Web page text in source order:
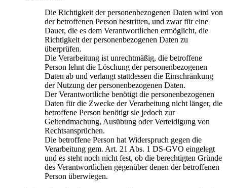
Die Richtigkeit der personenbezogenen Daten wird von
der betroffenen Person bestritten, und zwar für eine
Dauer, die es dem Verantwortlichen ermöglicht, die
Richtigkeit der personenbezogenen Daten zu
überprüfen.
Die Verarbeitung ist unrechtmäßig, die betroffene
Person lehnt die Löschung der personenbezogenen
Daten ab und verlangt stattdessen die Einschränkung
der Nutzung der personenbezogenen Daten.
Der Verantwortliche benötigt die personenbezogenen
Daten für die Zwecke der Verarbeitung nicht länger, die
betroffene Person benötigt sie jedoch zur
Geltendmachung, Ausübung oder Verteidigung von
Rechtsansprüchen.
Die betroffene Person hat Widerspruch gegen die
Verarbeitung gem. Art. 21 Abs. 1 DS-GVO eingelegt
und es steht noch nicht fest, ob die berechtigten Gründe
des Verantwortlichen gegenüber denen der betroffenen
Person überwiegen.